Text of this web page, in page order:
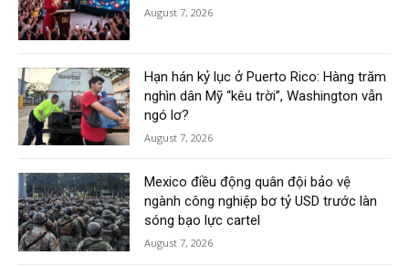
August 7, 2026
Hạn hán kỷ lục ở Puerto Rico: Hàng trăm
nghìn dân Mỹ “kêu trời”, Washington vẫn
ngó lơ?
August 7, 2026
Mexico điều động quân đội bảo vệ
ngành công nghiệp bơ tỷ USD trước làn
sóng bạo lực cartel
August 7, 2026